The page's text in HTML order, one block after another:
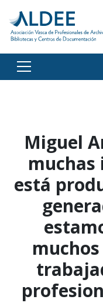
Miguel
muchas
está